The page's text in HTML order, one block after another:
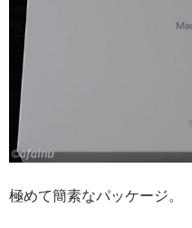
極めて簡素なパッケージ。